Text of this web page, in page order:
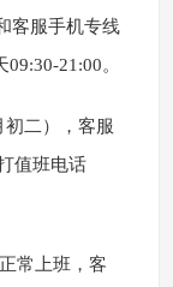
客服手机专线
21:00。
初二），客服
值班电话
常上班，客